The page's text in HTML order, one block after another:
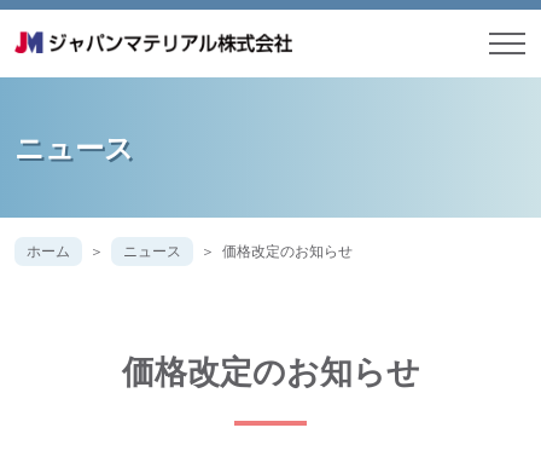
ニュース
ホーム ニュース 価格改定のお知らせ
価格改定のお知らせ